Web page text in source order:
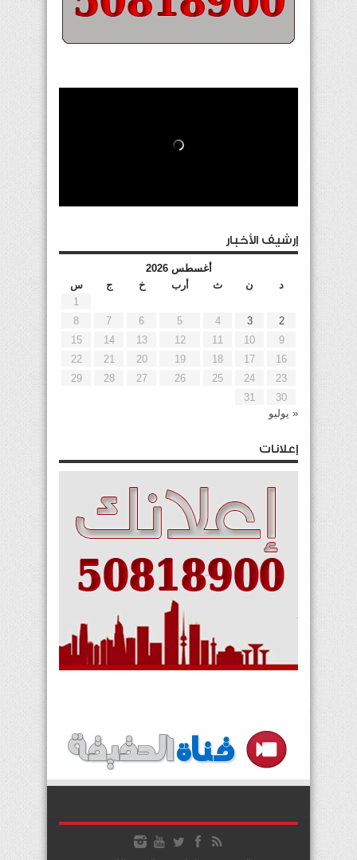
إرشيف الأخبار
أغسطس 2026
د
ن ث أرب خ ج
س
1
2
3
4
5
6
7
8
9
10
11
12
13
14
15
16
17
18
19
20
21
22
23
24
25
26
27
28
29
30
31
« يوليو
إعلانات